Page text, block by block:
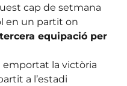
cap de setmana
en un partit on
equipació per
emportat la victòria
a l’estadi